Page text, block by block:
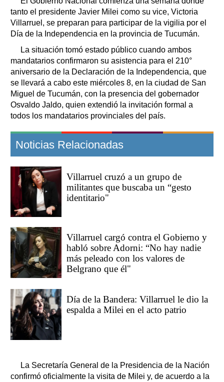
tanto el presidente Javier Milei como su vice, Victoria
Villarruel, se preparan para participar de la vigilia por el
Día de la Independencia en la provincia de Tucumán.
La situación tomó estado público cuando ambos
mandatarios confirmaron su asistencia para el 210°
aniversario de la Declaración de la Independencia, que
se llevará a cabo este miércoles 8, en la ciudad de San
Miguel de Tucumán, con la presencia del gobernador
Osvaldo Jaldo, quien extendió la invitación formal a
todos los mandatarios provinciales del país.
Noticias Relacionadas
Villarruel cruzó a un grupo de
militantes que buscaba un “gesto
identitario"
Villarruel cargó contra el Gobierno y
habló sobre Adorni: “No hay nadie
más peleado con los valores de
Belgrano que él"
Día de la Bandera: Villarruel le dio la
espalda a Milei en el acto patrio
La Secretaría General de la Presidencia de la Nación
confirmó oficialmente la visita de Milei y, de acuerdo a la